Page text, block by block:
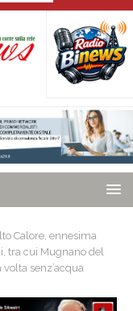
Calore, ennesima
tra cui Mugnano del
senz’acqua